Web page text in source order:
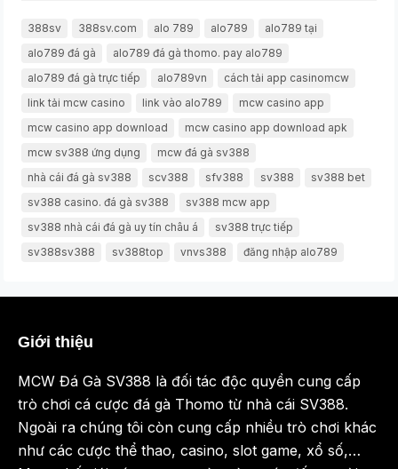
388sv 388sv.com alo 789 alo789
alo789 tại
alo789 đá gà
alo789 đá gà thomo. pay alo789
alo789 đá gà trực tiếp
alo789vn
cách tải app casinomcw
link tải mcw casino
link vào alo789
mcw casino app
mcw casino app download
mcw casino app download apk
mcw sv388 ứng dụng
mcw đá gà sv388
nhà cái đá gà sv388
scv388 sfv388 sv388
sv388 bet
sv388 casino. đá gà sv388
sv388 mcw app
sv388 nhà cái đá gà uy tín châu á
sv388 trực tiếp
sv388sv388
sv388top vnvs388 đăng nhập alo789
Giới thiệu
MCW Đá Gà SV388 là đối tác độc quyền cung cấp
trò chơi cá cược đá gà Thomo từ nhà cái SV388.
Ngoài ra chúng tôi còn cung cấp nhiều trò chơi khác
như các cược thể thao, casino, slot game, xổ số,…